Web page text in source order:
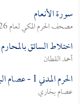
سورة الأنعام
مصحف الحرم المكي لعام 1426هـ
اختلاط السائق بالمحارم
أحمد القطان
الحرم المدني 1 - عصام البخارى
عصام بخاري